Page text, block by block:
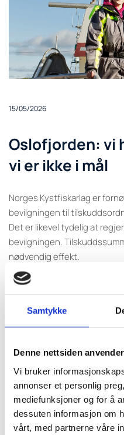
Samtykke
Denne nettsiden
Vi bruker
annonser et personlig
mediefunksjoner og for å
dessuten informasjon om
vårt, med partnerne våre
15/05/2026
Oslofjorden: vi
vi er ikke i mål
Norges Kystfiskarlag er
bevilgningen til
Det er likevel tydelig at
bevilgningen.
nødvendig effekt.
I det reviderte
tilskuddet for fiskere i
nullfiskeområdene.
– Vi registrerer med
Norges Kystfiskarlag er tatt
utformingen av ordningen.
lav og vi kommer til å
Alice Roseth Helleberg,